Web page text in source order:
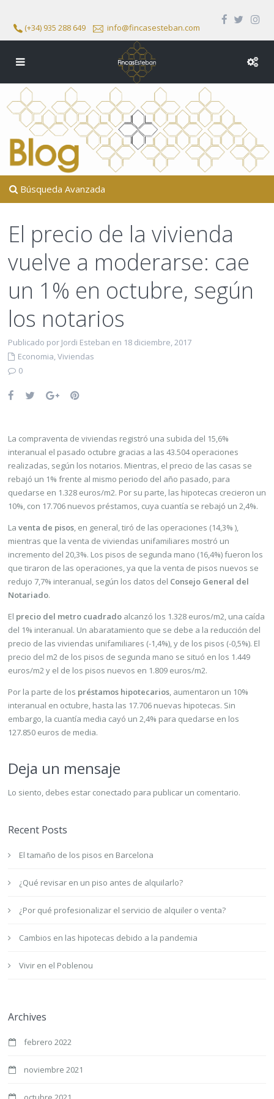
(+34) 935 288 649 info@fincasesteban.com
Búsqueda Avanzada
El precio de la vivienda
vuelve a moderarse: cae
un 1% en octubre, según
los notarios
Publicado por Jordi Esteban en 18 diciembre, 2017
Economia,Viviendas
0
La compraventa de viviendas registró una subida del 15,6%
interanual el pasado octubre gracias a las 43.504 operaciones
realizadas, según los notarios. Mientras, el precio de las casas se
rebajó un 1% frente al mismo periodo del año pasado, para
quedarse en 1.328 euros/m2. Por su parte, las hipotecas crecieron un
10%, con 17.706 nuevos préstamos, cuya cuantía se rebajó un 2,4%.
La venta de pisos, en general, tiró de las operaciones (14,3% ),
mientras que la venta de viviendas unifamiliares mostró un
incremento del 20,3%. Los pisos de segunda mano (16,4%) fueron los
que tiraron de las operaciones, ya que la venta de pisos nuevos se
redujo 7,7% interanual, según los datos del Consejo General del
Notariado.
El precio del metro cuadrado alcanzó los 1.328 euros/m2, una caída
del 1% interanual. Un abaratamiento que se debe a la reducción del
precio de las viviendas unifamiliares (-1,4%), y de los pisos (-0,5%). El
precio del m2 de los pisos de segunda mano se situó en los 1.449
euros/m2 y el de los pisos nuevos en 1.809 euros/m2.
Por la parte de los préstamos hipotecarios, aumentaron un 10%
interanual en octubre, hasta las 17.706 nuevas hipotecas. Sin
embargo, la cuantía media cayó un 2,4% para quedarse en los
127.850 euros de media.
Deja un mensaje
Lo siento, debes estar conectado para publicar un comentario.
Recent Posts
El tamaño de los pisos en Barcelona
¿Qué revisar en un piso antes de alquilarlo?
¿Por qué profesionalizar el servicio de alquiler o venta?
Cambios en las hipotecas debido a la pandemia
Vivir en el Poblenou
Archives
febrero 2022
noviembre 2021